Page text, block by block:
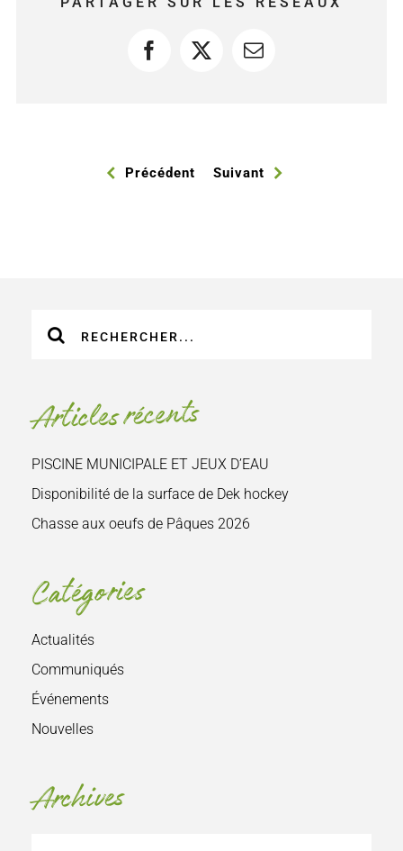
Facebook
X Courriel
Précédent Suivant
sur
Articles récents
PISCINE MUNICIPALE ET JEUX D’EAU
Disponibilité de la surface de Dek hockey
Chasse aux oeufs de Pâques 2026
Catégories
Actualités
Communiqués
Événements
Nouvelles
Archives